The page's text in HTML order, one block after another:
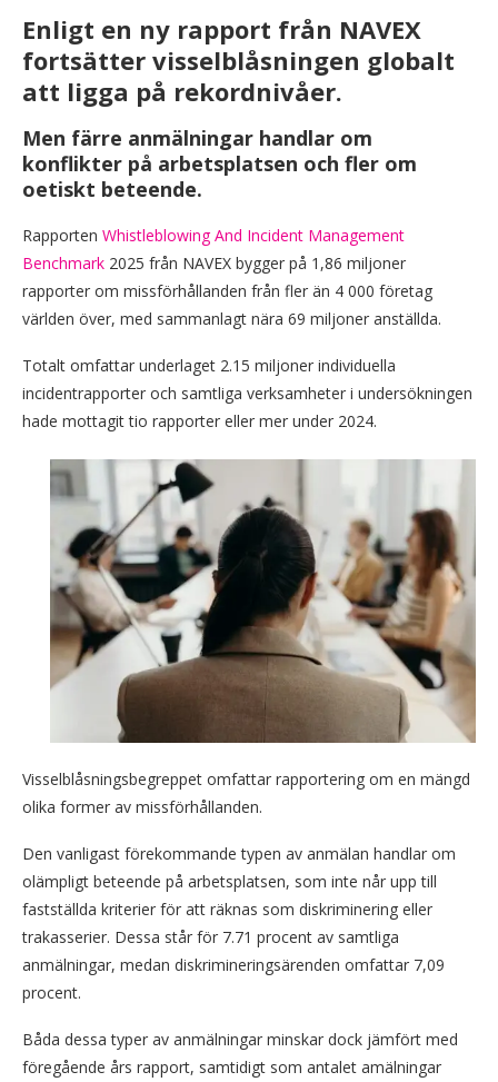
Enligt en ny rapport från NAVEX
fortsätter visselblåsningen globalt
att ligga på rekordnivåer.
Men färre anmälningar handlar om
konflikter på arbetsplatsen och fler om
oetiskt beteende.
Rapporten Whistleblowing And Incident Management
Benchmark 2025 från NAVEX bygger på 1,86 miljoner
rapporter om missförhållanden från fler än 4 000 företag
världen över, med sammanlagt nära 69 miljoner anställda.
Totalt omfattar underlaget 2.15 miljoner individuella
incidentrapporter och samtliga verksamheter i undersökningen
hade mottagit tio rapporter eller mer under 2024.
Visselblåsningsbegreppet omfattar rapportering om en mängd
olika former av missförhållanden.
Den vanligast förekommande typen av anmälan handlar om
olämpligt beteende på arbetsplatsen, som inte når upp till
fastställda kriterier för att räknas som diskriminering eller
trakasserier. Dessa står för 7.71 procent av samtliga
anmälningar, medan diskrimineringsärenden omfattar 7,09
procent.
Båda dessa typer av anmälningar minskar dock jämfört med
föregående års rapport, samtidigt som antalet amälningar